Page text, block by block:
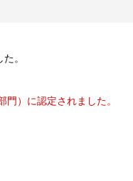
。
）に認定されました。